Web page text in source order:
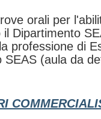
orali per
Dipartimento
professione di
(aula da